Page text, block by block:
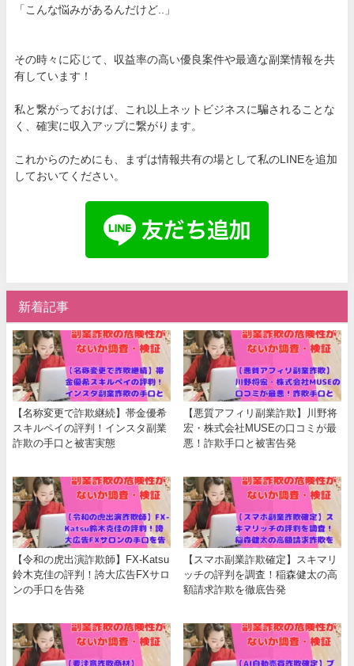
「こんな悩みがあるんだけど..」
その時々に応じて、収益率の高い優良案件や最適な副業情報を共
有しています！
私と繋がっておけば、これ以上ネットビジネスに騙されることな
く、確実に収入アップに繋がります。
これからのためにも、まずは情報共有の場として私のLINEを追加
しておいてください。
新着記事
【名称変更で詐欺継続】帯金優希
スキルペイの評判！インスタ副業
詐欺の手口と被害実態
【悪質アフィリ副業詐欺】川野将
宏・株式会社MUSEの口コミが最
悪！詐欺手口と被害告発
【令和の虎出演詐欺師】FX-Katsu
鈴木克佳の評判！誇大広告FXサロ
ンの手口を告発
【スマホ副業詐欺確定】スキマリ
ッチの評判を調査！稲森健太の高
額請求詐欺を徹底告発